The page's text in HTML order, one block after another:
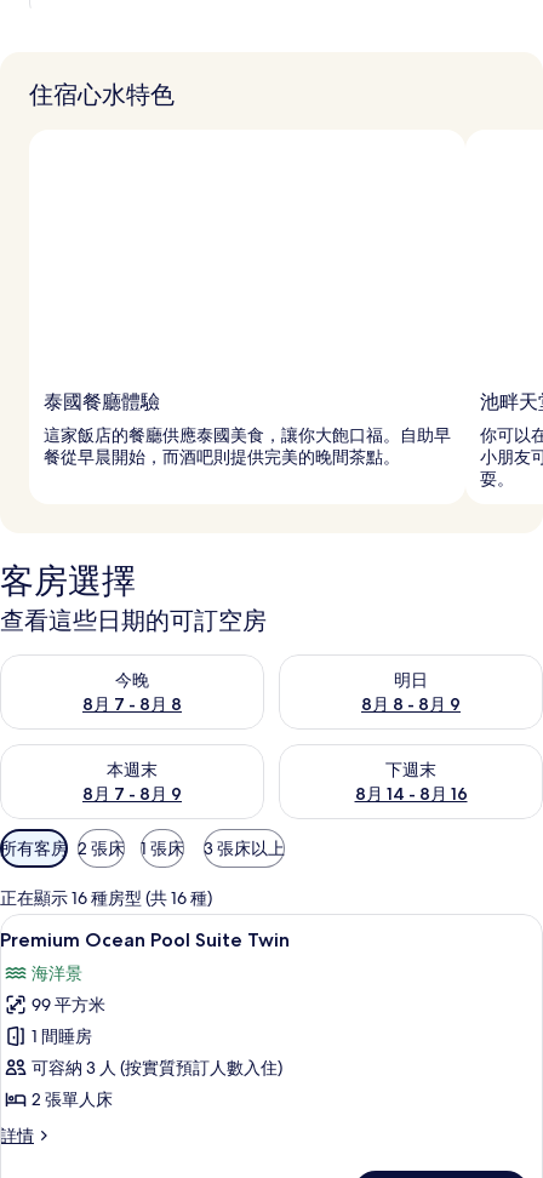
住宿心水特色
泰國餐廳體驗
這家飯店的餐廳供應泰國美食，讓你大飽口福。自助早
餐從早晨開始，而酒吧則提供完美的晚間茶點。
池畔天
你可以
小朋友
耍。
客房選擇
查看這些日期的可訂空房
今晚
8月 7 - 8月 8
查看今晚 8月 7 - 8月 8的可訂空房
明日
8月 8 - 8月 9
查看明日 8月 8 - 8月 9的可訂
本週末
8月 7 - 8月 9
查看本週末 8月 7 - 8月 9的可訂空房
下週末
8月 14 - 8月 16
查看下週末 8月 14 - 8月 16的
可
用
嘅
客
房
篩
選
條
件
所有客房 2 張床 1 張床 3 張床以上
正在顯示 16 種房型 (共 16 種)
載
所
有
Premium
Ocean
Pool
Suite
Premium Ocean Pool Suite Twin | 客
12
Premium Ocean Pool Suite Twin
海洋景
99 平方米
1 間睡房
可容納 3 人 (按實質預訂人數入住)
2 張單人床
詳情
Premium